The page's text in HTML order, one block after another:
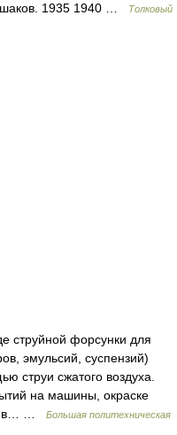
1935 1940 …
Толковый
струйной форсунки для
эмульсий, суспензий)
струи сжатого воздуха.
на машины, окраске
в… …
Большая политехническая